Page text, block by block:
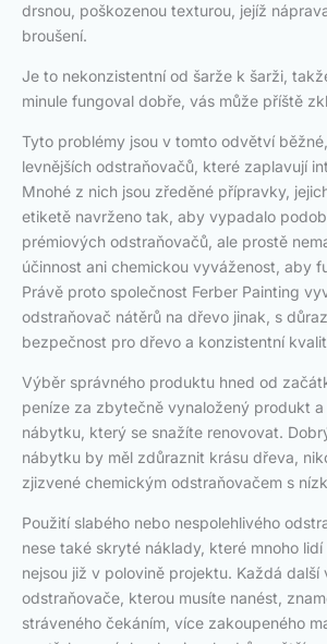
drsnou, poškozenou texturou, jejíž
broušení.
Je to nekonzistentní od šarže k šarži,
minule fungoval dobře, vás může příště
Tyto problémy jsou v tomto odvětví
levnějších odstraňovačů, které zaplavují
Mnohé z nich jsou zředěné přípravky,
etiketě navrženo tak, aby vypadalo
prémiových odstraňovačů, ale prostě
účinnost ani chemickou vyváženost, aby
Právě proto společnost Ferber Painting
odstraňovač nátěrů na dřevo jinak, s
bezpečnost pro dřevo a konzistentní
Výběr správného produktu hned od
peníze za zbytečně vynaložený produkt a
nábytku, který se snažíte renovovat.
nábytku by měl zdůraznit krásu dřeva,
zjizvené chemickým odstraňovačem s
Použití slabého nebo nespolehlivého
nese také skryté náklady, které mnoho
nejsou již v polovině projektu. Každá další
odstraňovače, kterou musíte nanést,
stráveného čekáním, více zakoupeného